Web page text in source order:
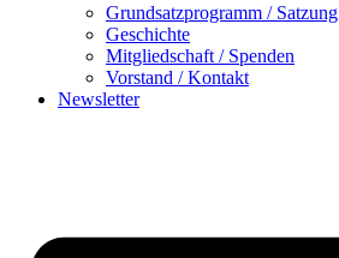
Grundsatzprogramm / Satzung
Geschichte
Mitgliedschaft / Spenden
Vorstand / Kontakt
Newsletter